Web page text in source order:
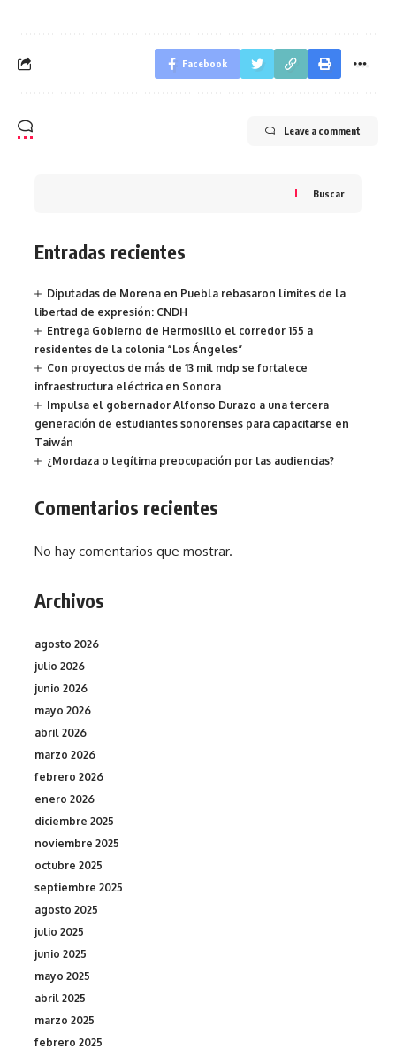
Facebook
Leave a comment
Buscar
Entradas recientes
Diputadas de Morena en Puebla rebasaron límites de la
libertad de expresión: CNDH
Entrega Gobierno de Hermosillo el corredor 155 a
residentes de la colonia “Los Ángeles”
Con proyectos de más de 13 mil mdp se fortalece
infraestructura eléctrica en Sonora
Impulsa el gobernador Alfonso Durazo a una tercera
generación de estudiantes sonorenses para capacitarse en
Taiwán
¿Mordaza o legítima preocupación por las audiencias?
Comentarios recientes
No hay comentarios que mostrar.
Archivos
agosto 2026
julio 2026
junio 2026
mayo 2026
abril 2026
marzo 2026
febrero 2026
enero 2026
diciembre 2025
noviembre 2025
octubre 2025
septiembre 2025
agosto 2025
julio 2025
junio 2025
mayo 2025
abril 2025
marzo 2025
febrero 2025